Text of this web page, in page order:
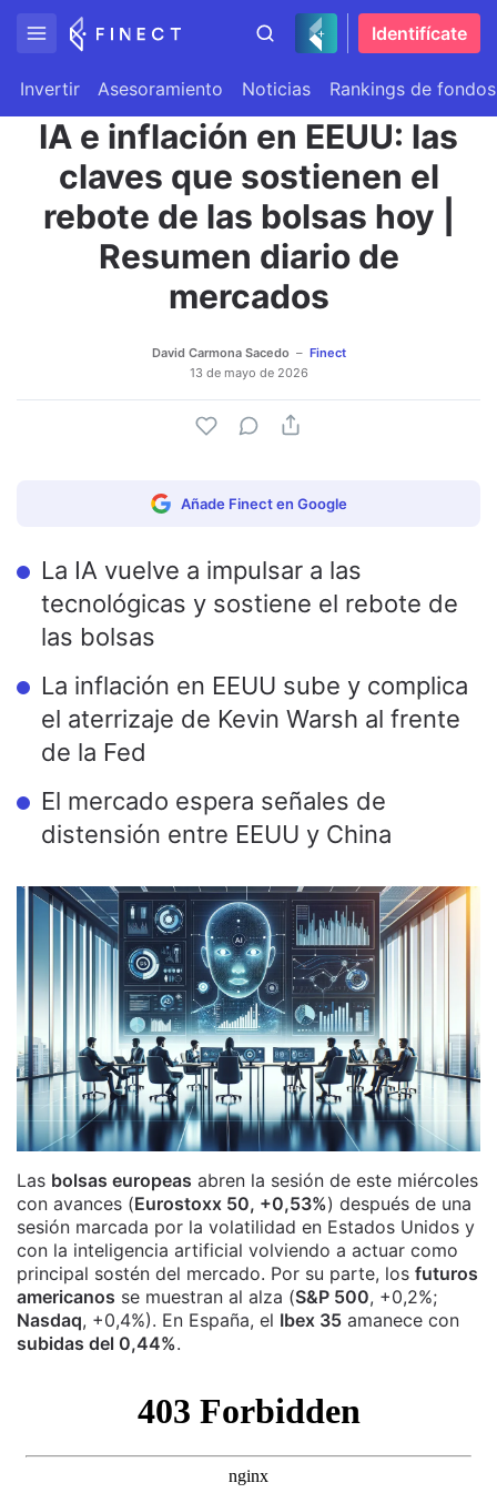
Identifícate
Invertir Asesoramiento Noticias Rankings de fondos
IA e inflación en EEUU: las
claves que sostienen el
rebote de las bolsas hoy |
Resumen diario de
mercados
David Carmona Sacedo
Finect
13 de mayo de 2026
Añade Finect en Google
La IA vuelve a impulsar a las
tecnológicas y sostiene el rebote de
las bolsas
La inflación en EEUU sube y complica
el aterrizaje de Kevin Warsh al frente
de la Fed
El mercado espera señales de
distensión entre EEUU y China
Las bolsas europeas abren la sesión de este miércoles
con avances (Eurostoxx 50, +0,53%) después de una
sesión marcada por la volatilidad en Estados Unidos y
con la inteligencia artificial volviendo a actuar como
principal sostén del mercado. Por su parte, los futuros
americanos se muestran al alza (S&P 500, +0,2%;
Nasdaq, +0,4%). En España, el Ibex 35 amanece con
subidas del 0,44%.